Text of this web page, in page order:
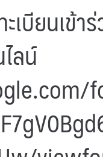
บียนเข้า
ลน์